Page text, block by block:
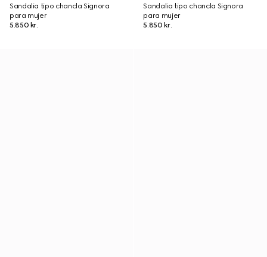
Sandalia tipo chancla Signora
para mujer
5.850 kr.
Sandalia tipo chancla Signora
para mujer
5.850 kr.